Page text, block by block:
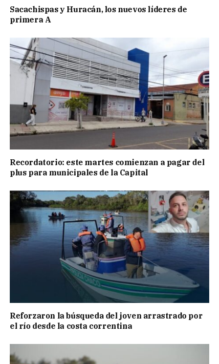
Sacachispas y Huracán, los nuevos líderes de
primera A
Recordatorio: este martes comienzan a pagar del
plus para municipales de la Capital
Reforzaron la búsqueda del joven arrastrado por
el río desde la costa correntina